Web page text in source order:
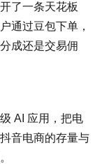
了一条天花板
通过豆包下单，
成还是交易佣
AI 应用，把电
音电商的存量与